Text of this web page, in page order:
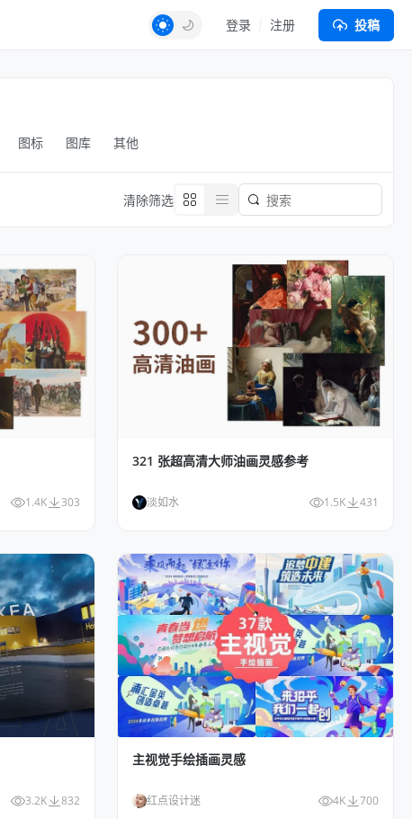
登录 注册 投稿
图标 图库 其他
清除筛选
1.4K 303
321 张超高清大师油画灵感参考
淡如水 1.5K 431
3.2K 832
主视觉手绘插画灵感
红点设计迷 4K 700